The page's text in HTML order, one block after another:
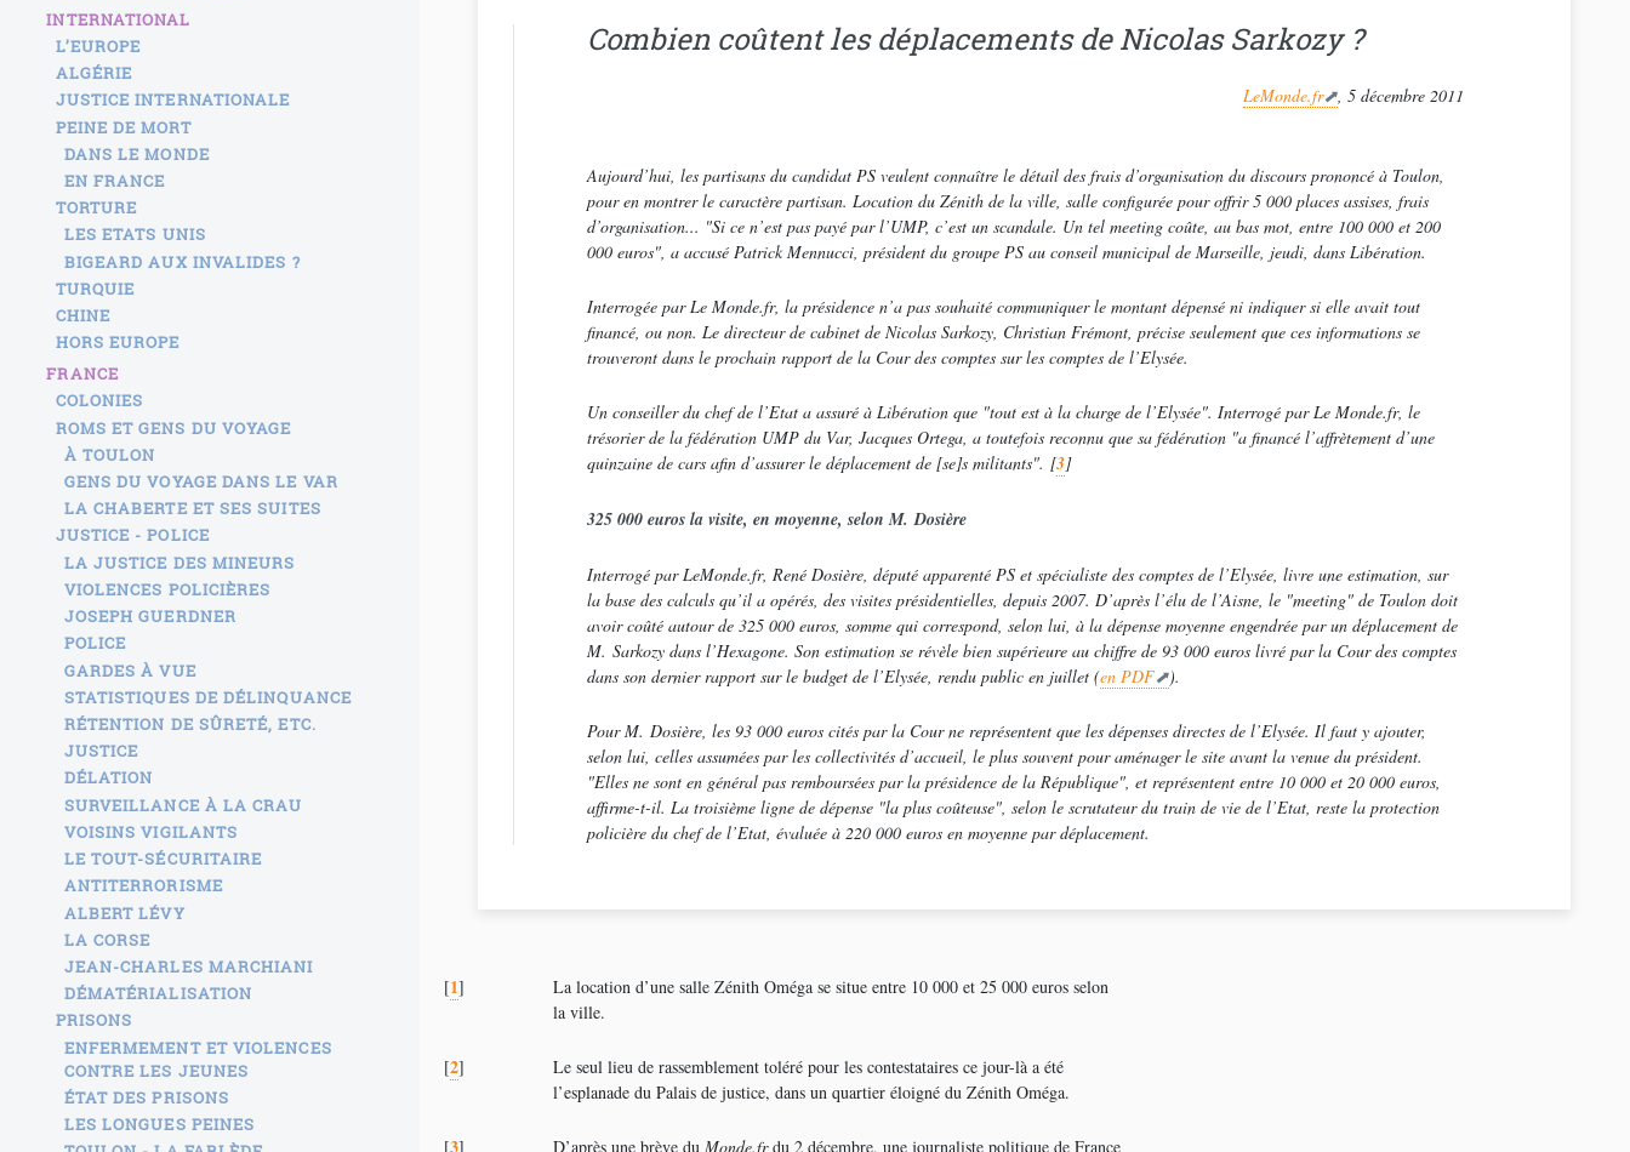
Combien coûtent les déplacements de Nicolas Sarkozy ?
LeMonde.fr , 5 décembre 2011
Aujourd’hui, les partisans du candidat PS veulent connaître le détail des frais d’organisation du discours prononcé à Toulon,
pour en montrer le caractère partisan. Location du Zénith de la ville, salle configurée pour offrir 5 000 places assises, frais
d’organisation... "Si ce n’est pas payé par l’UMP, c’est un scandale. Un tel meeting coûte, au bas mot, entre 100 000 et 200
000 euros", a accusé Patrick Mennucci, président du groupe PS au conseil municipal de Marseille, jeudi, dans Libération.
Interrogée parLe Monde.fr, la présidence n’a pas souhaité communiquer le montant dépensé ni indiquer si elle avait tout
financé, ou non. Le directeur de cabinet de Nicolas Sarkozy, Christian Frémont, précise seulement que ces informations se
trouveront dans le prochain rapport de la Cour des comptes sur les comptes de l’Elysée.
Un conseiller du chef de l’Etat a assuré àLibération que "tout est à la charge de l’Elysée". Interrogé parLe Monde.fr, le
trésorier de la fédération UMP du Var, Jacques Ortega, a toutefois reconnu que sa fédération "a financé l’affrètement d’une
quinzaine de cars afin d’assurer le déplacement de [se]s militants". [3]
325 000 euros la visite, en moyenne, selon M. Dosière
Interrogé parLeMonde.fr, René Dosière, député apparenté PS et spécialiste des comptes de l’Elysée, livre une estimation, sur
la base des calculs qu’il a opérés, des visites présidentielles, depuis 2007. D’après l’élu de l’Aisne, le "meeting" de Toulon doit
avoir coûté autour de 325 000 euros, somme qui correspond, selon lui, à la dépense moyenne engendrée par un déplacement de
M. Sarkozy dans l’Hexagone. Son estimation se révèle bien supérieure au chiffre de 93 000 euros livré par la Cour des comptes
dans son dernier rapport sur le budget de l’Elysée, rendu public en juillet (en PDF ).
Pour M. Dosière, les 93 000 euros cités par la Cour ne représentent que les dépenses directes de l’Elysée. Il faut y ajouter,
selon lui, celles assumées par les collectivités d’accueil, le plus souvent pour aménager le site avant la venue du président.
"Elles ne sont en général pas remboursées par la présidence de la République", et représentent entre 10 000 et 20 000 euros,
affirme-t-il. La troisième ligne de dépense "la plus coûteuse", selon le scrutateur du train de vie de l’Etat, reste la protection
policière du chef de l’Etat, évaluée à 220 000 euros en moyenne par déplacement.
[1]
La location d’une salle Zénith Oméga se situe entre 10 000 et 25 000 euros selon
la ville.
[2]
Le seul lieu de rassemblement toléré pour les contestataires ce jour-là a été
l’esplanade du Palais de justice, dans un quartier éloigné du Zénith Oméga.
[3] D’après une brève du Monde.frdu 2 décembre, une journaliste politique de France
INTERNATIONAL
L’EUROPE
ALGÉRIE
JUSTICE INTERNATIONALE
PEINE DE MORT
DANS LE MONDE
EN FRANCE
TORTURE
LES ETATS UNIS
BIGEARD AUX INVALIDES ?
TURQUIE
CHINE
HORS EUROPE
FRANCE
COLONIES
ROMS ET GENS DU VOYAGE
À TOULON
GENS DU VOYAGE DANS LE VAR
LA CHABERTE ET SES SUITES
JUSTICE - POLICE
LA JUSTICE DES MINEURS
VIOLENCES POLICIÈRES
JOSEPH GUERDNER
POLICE
GARDES À VUE
STATISTIQUES DE DÉLINQUANCE
RÉTENTION DE SÛRETÉ, ETC.
JUSTICE
DÉLATION
SURVEILLANCE À LA CRAU
VOISINS VIGILANTS
LE TOUT-SÉCURITAIRE
ANTITERRORISME
ALBERT LÉVY
LA CORSE
JEAN-CHARLES MARCHIANI
DÉMATÉRIALISATION
PRISONS
ENFERMEMENT ET VIOLENCES
CONTRE LES JEUNES
ÉTAT DES PRISONS
LES LONGUES PEINES